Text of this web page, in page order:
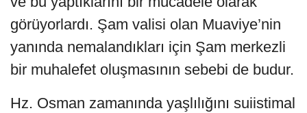
görüyorlardı. Şam valisi olan Muaviye’nin
yanında nemalandıkları için Şam merkezli
bir muhalefet oluşmasının sebebi de budur.
Hz. Osman zamanında yaşlılığını suiistimal